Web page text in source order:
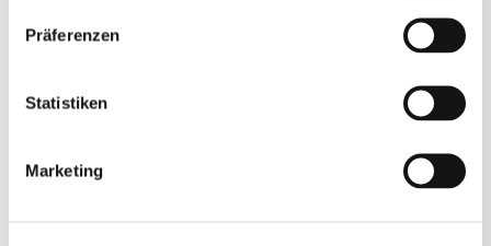
Präferenzen
Statistiken
Marketing
Datenschutzhinweise, die
Sie umfassend über unsere Datenverarbeitung und
* Pflichtfelder Abonnieren